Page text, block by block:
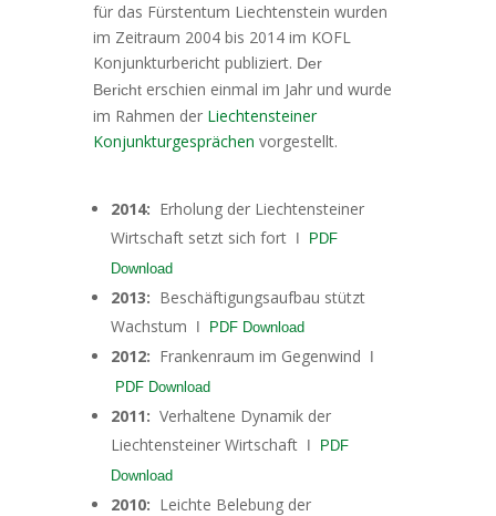
für das Fürstentum Liechtenstein wurden
im Zeitraum 2004 bis 2014 im KOFL
Konjunkturbericht publiziert. Der
Bericht erschien einmal im Jahr und wurde
im Rahmen der Liechtensteiner
Konjunkturgesprächen vorgestellt.
2014: Erholung der Liechtensteiner
Wirtschaft setzt sich fort
PDF
Download
2013: Beschäftigungsaufbau stützt
Wachstum
PDF Download
2012: Frankenraum im Gegenwind
PDF Download
2011: Verhaltene Dynamik der
Liechtensteiner Wirtschaft
PDF
Download
2010: Leichte Belebung der